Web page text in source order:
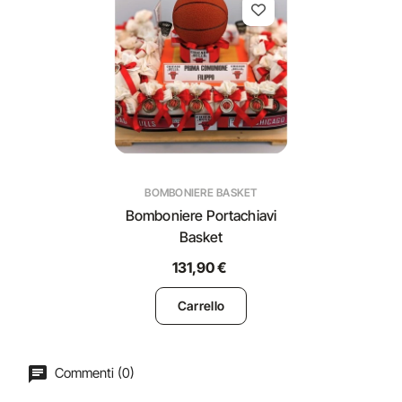
BOMBONIERE BASKET
Bomboniere Portachiavi
Basket
131,90 €
Carrello
Commenti (0)